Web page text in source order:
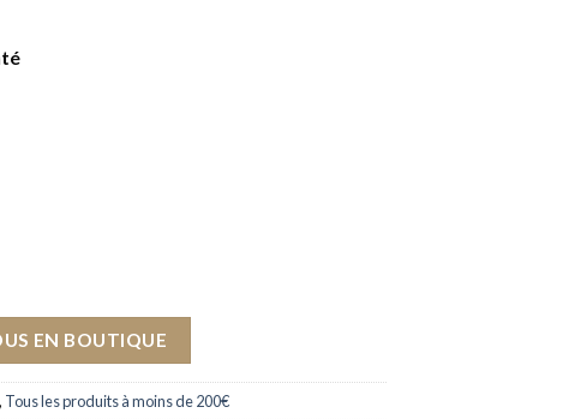
EN BOUTIQUE
, Tous les produits à moins de 200€